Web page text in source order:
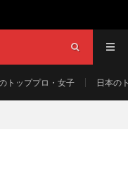
トッププロ・女子 日本の